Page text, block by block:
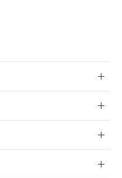
用者が、当社の製
囲で利用すること
は、
ンロードするこ
非含有証明書
社基準）
含有を証明する
酸エステル類４